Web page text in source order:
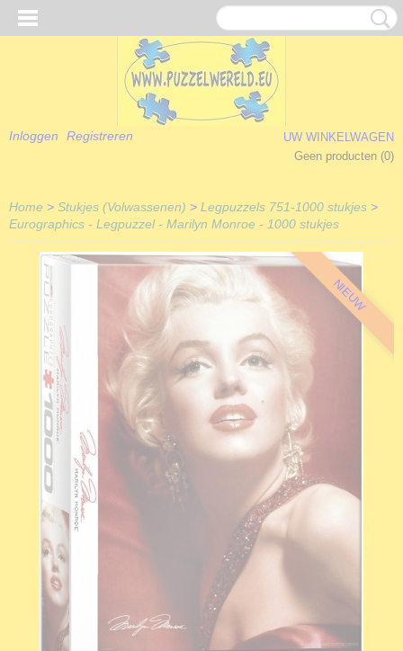
Inloggen Registreren
UW WINKELWAGEN
Geen producten (0)
Home > Stukjes (Volwassenen) > Legpuzzels 751-1000 stukjes >
Eurographics - Legpuzzel - Marilyn Monroe - 1000 stukjes
NIEUW